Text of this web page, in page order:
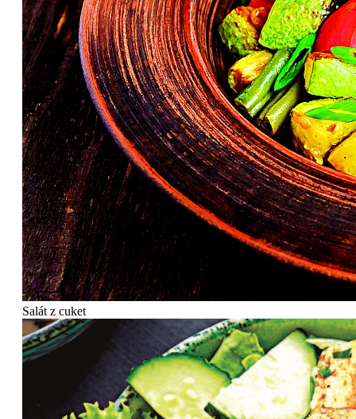
Salát z cuket